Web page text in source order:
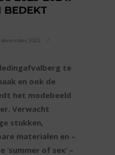
BEDEKT
december 2022
te
en ook de
het modebeeld
Verwacht
stukken,
materialen en –
of sex’ –